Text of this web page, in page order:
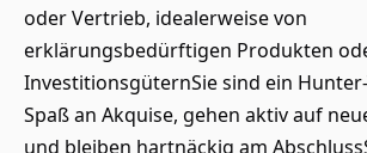
oder Vertrieb, idealerweise von
erklärungsbedürftigen Produkten
InvestitionsgüternSie sind ein
Spaß an Akquise, gehen aktiv auf
und bleiben hartnäckig am